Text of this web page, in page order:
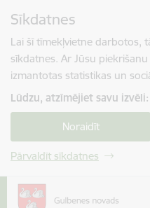
Sīkdatnes
Lai šī tīmekļvietne darbotos,
sīkdatnes. Ar Jūsu
izmantotas statistikas un
Lūdzu, atzīmējiet savu izvēli:
Noraidīt
Pārvaldīt sīkdatnes